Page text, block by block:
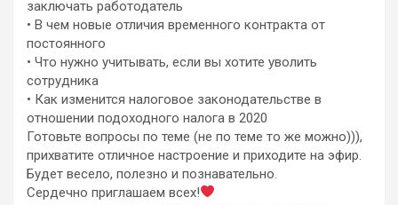
заключать работодатель
• В чем новые отличия временного контракта от
постоянного
• Что нужно учитывать, если вы хотите уволить
сотрудника
• Как изменится налоговое законодательстве в
отношении подоходного налога в 2020
Готовьте вопросы по теме (не по теме то же можно))),
прихватите отличное настроение и приходите на эфир.
Будет весело, полезно и познавательно.
Сердечно приглашаем всех!